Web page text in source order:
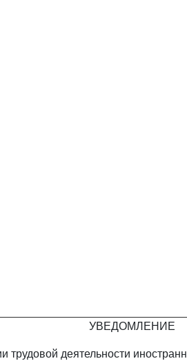
УВЕДОМЛЕНИЕ
трудовой деятельности